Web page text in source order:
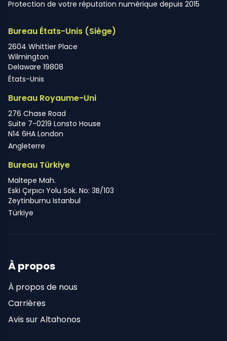
Protection de votre réputation numérique depuis 2015
Bureau États-Unis (Siège)
2604 Whittier Place
Wilmington
Delaware 19808
États-Unis
Bureau Royaume-Uni
276 Chase Road
Suite 7-0219 Lonsto House
N14 6HA London
Angleterre
Bureau Türkiye
Maltepe Mah.
Eski Çırpıcı Yolu Sok. No: 3B/103
Zeytinburnu Istanbul
Türkiye
À propos
À propos de nous
Carrières
Avis sur Altahonos